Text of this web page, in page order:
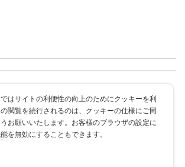
はサイトの利便性の向上のためにクッキーを利
閲覧を続行されるのは、クッキーの仕様にご同
お願いいたします。お客様のブラウザの設定に
を無効にすることもできます。
ド
内